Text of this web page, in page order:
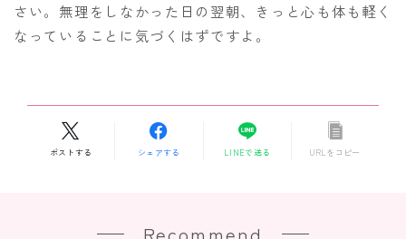
さい。無理をしなかった日の翌朝、きっと心も体も軽く
なっていることに気づくはずですよ。
ポストする シェアする LINEで送る URLをコピー